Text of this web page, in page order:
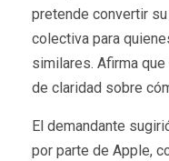
pretende convertir
colectiva para
similares. Afirma
de claridad sobre
El demandante
por parte de Apple,